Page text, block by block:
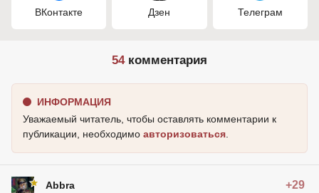
ВКонтакте Дзен Телеграм
54комментария
ИНФОРМАЦИЯ
Уважаемый читатель, чтобы оставлять комментарии к
публикации, необходимо авторизоваться
Abbra +29